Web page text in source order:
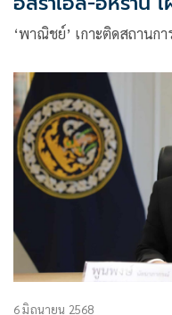
ออกของไทย
‘พาณิชย์’ เกาะติดสถานก
6 มิถุนายน 2568